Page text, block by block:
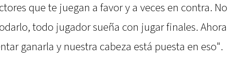
que te juegan a favor y a veces en contra. No
todo jugador sueña con jugar finales. Ahora
ganarla y nuestra cabeza está puesta en eso".